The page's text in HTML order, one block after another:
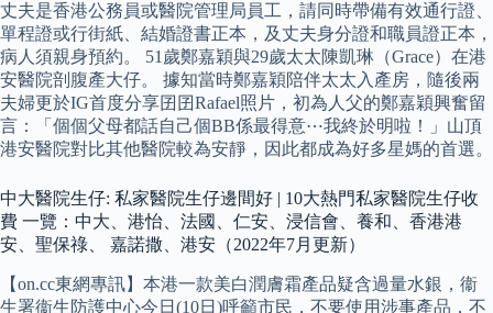
丈夫是香港公務員或醫院管理局員工，請同時帶備有效通行證、
單程證或行街紙、結婚證書正本，及丈夫身分證和職員證正本，
病人須親身預約。 51歲鄭嘉穎與29歲太太陳凱琳（Grace）在港
安醫院剖腹產大仔。 據知當時鄭嘉穎陪伴太太入產房，隨後兩
夫婦更於IG首度分享囝囝Rafael照片，初為人父的鄭嘉穎興奮留
言：「個個父母都話自己個BB係最得意⋯我終於明啦！」山頂
港安醫院對比其他醫院較為安靜，因此都成為好多星媽的首選。
中大醫院生仔: 私家醫院生仔邊間好 | 10大熱門私家醫院生仔收
費 一覽：中大、港怡、法國、仁安、浸信會、養和、香港港
安、聖保祿、 嘉諾撒、港安（2022年7月更新）
【on.cc東網專訊】本港一款美白潤膚霜產品疑含過量水銀，衞
生署衞生防護中心今日(10日)呼籲市民，不要使用涉事產品，不